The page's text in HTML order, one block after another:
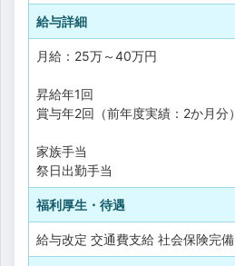
給与詳細
月給：25万～40万円
昇給年1回
賞与年2回（前年度実績：2か月分）
家族手当
祭日出勤手当
福利厚生・待遇
給与改定 交通費支給 社会保険完備